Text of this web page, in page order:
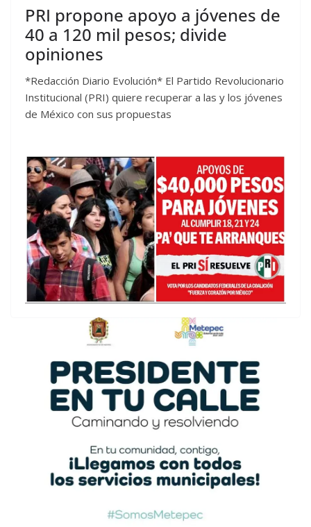
PRI propone apoyo a jóvenes de
40 a 120 mil pesos; divide
opiniones
*Redacción Diario Evolución* El Partido Revolucionario
Institucional (PRI) quiere recuperar a las y los jóvenes
de México con sus propuestas